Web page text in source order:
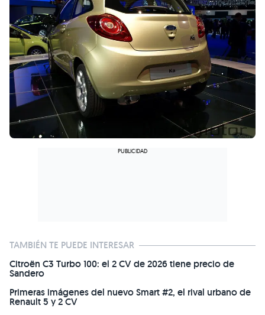
TAMBIÉN TE PUEDE INTERESAR
Citroën C3 Turbo 100: el 2 CV de 2026 tiene precio de
Sandero
Primeras imágenes del nuevo Smart #2, el rival urbano de
Renault 5 y 2 CV